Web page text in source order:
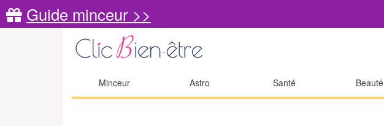
Guide minceur >>
Minceur Astro Santé Beauté